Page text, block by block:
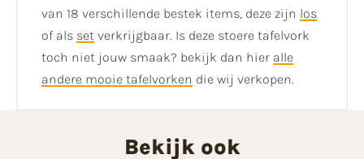
van 18 verschillende bestek items, deze zijn los
of als set verkrijgbaar. Is deze stoere tafelvork
toch niet jouw smaak? bekijk dan hier alle
andere mooie tafelvorken die wij verkopen.
Bekijk ook